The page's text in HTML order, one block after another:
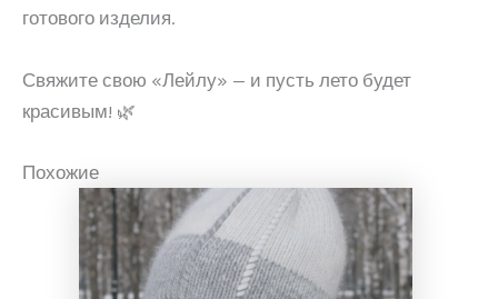
готового изделия.
Свяжите свою «Лейлу» — и пусть лето будет
красивым! 🌿
Похожие